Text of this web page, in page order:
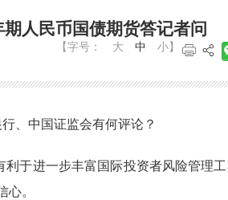
人民币国债期货答记者问
【字号： 大 中 小 】
、中国证监会有何评论？
于进一步丰富国际投资者风险管理
。